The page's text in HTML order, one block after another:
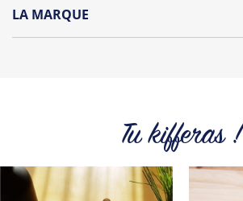
Lavage à l'envers et à 30°C
Repassage à l'envers
LA MARQUE
Tu kifferas !